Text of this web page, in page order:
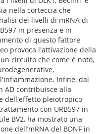
nella corteccia che
dei livelli di mRNA di
in presenza e in
di questo fattore
provoca l'attivazione della
circuito che come è noto,
Infine, dal
AD contribuisce alla
dell'effetto pleiotropico
con URB597 in
BV2, ha mostrato una
dell’mRNA del BDNF in